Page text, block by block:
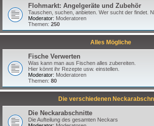
Flohmarkt: Angelgeräte und Zubehör
Tauschen, suchen, anbieten. Wer sucht der findet.
Moderator: Moderatoren
Themen: 250
Alles Mögliche
Fische Verwerten
Was kann man aus Fischen alles zubereiten.
Hier könnt ihr Rezepte usw. einstellen.
Moderator: Moderatoren
Themen: 80
Die verschiedenen
Die Neckarabschnitte
Die Aufteilung des gesamten Neckars